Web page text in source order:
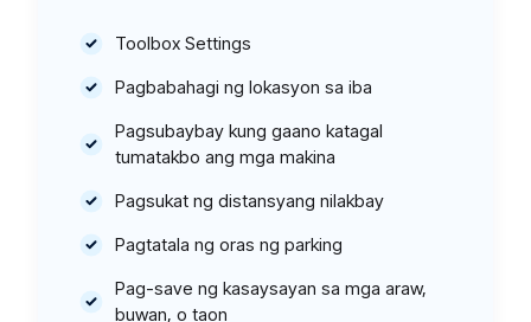
Toolbox Settings
Pagbabahagi ng lokasyon sa iba
Pagsubaybay kung gaano katagal
tumatakbo ang mga makina
Pagsukat ng distansyang nilakbay
Pagtatala ng oras ng parking
Pag-save ng kasaysayan sa mga araw,
buwan, o taon